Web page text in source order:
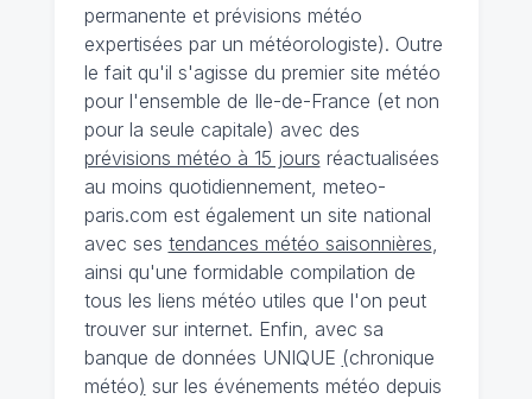
permanente et prévisions météo
expertisées par un météorologiste). Outre
le fait qu'il s'agisse du premier site météo
pour l'ensemble de Ile-de-France (et non
pour la seule capitale) avec des
prévisions météo à 15 jours réactualisées
au moins quotidiennement, meteo-
paris.com est également un site national
avec ses tendances météo saisonnières
ainsi qu'une formidable compilation de
tous les liens météo utiles que l'on peut
trouver sur internet. Enfin, avec sa
banque de données UNIQUE (chronique
météo) sur les événements météo depuis